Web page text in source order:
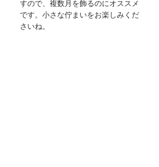
すので、複数月を飾るのにオススメ
です。 小さな佇まいをお楽しみくだ
さいね。